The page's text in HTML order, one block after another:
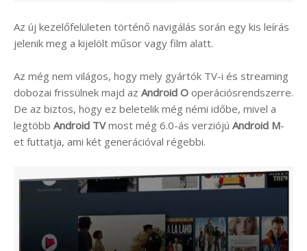
Az új kezelőfelületen történő navigálás során egy kis leírás
jelenik meg a kijelölt műsor vagy film alatt.
Az még nem világos, hogy mely gyártók TV-i és streaming
dobozai frissülnek majd az Android O operációsrendszerre.
De az biztos, hogy ez beletelik még némi időbe, mivel a
legtöbb Android TVmost még 6.0-ás verziójú Android M-
et futtatja, ami két generációval régebbi.